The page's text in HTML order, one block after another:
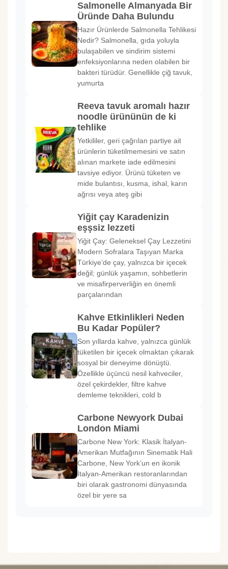
Salmonelle Almanyada Bir
Üründe Daha Bulundu
Hazır Ürünlerde Salmonella Tehlikesi
Nedir? Salmonella, gıda yoluyla
bulaşabilen ve sindirim sistemi
enfeksiyonlarına neden olabilen bir
bakteri türüdür. Genellikle çiğ tavuk,
yumurta
Reeva tavuk aromalı hazır
noodle ürününün de ki
tehlike
Yetkililer, geri çağrılan partiye ait
ürünlerin tüketilmemesini ve satın
alınan markete iade edilmesini
tavsiye ediyor. Ürünü tüketen ve
mide bulantısı, kusma, ishal, karın
ağrısı veya ateş gibi
Yiğit çay Karadenizin
eşşsiz lezzeti
Yiğit Çay: Geleneksel Çay Lezzetini
Modern Sofralara Taşıyan Marka
Türkiye’de çay, yalnızca bir içecek
değil; günlük yaşamın, sohbetlerin
ve misafirperverliğin en önemli
parçalarından
Kahve Etkinlikleri Neden
Bu Kadar Popüler?
Son yıllarda kahve, yalnızca günlük
tüketilen bir içecek olmaktan çıkarak
sosyal bir deneyime dönüştü.
Özellikle üçüncü nesil kahveciler,
özel çekirdekler, filtre kahve
demleme teknikleri, cold b
Carbone Newyork Dubai
London Miami
Carbone New York: Klasik İtalyan-
Amerikan Mutfağının Sinematik Hali
Carbone, New York’un en ikonik
İtalyan-Amerikan restoranlarından
biri olarak gastronomi dünyasında
özel bir yere sa